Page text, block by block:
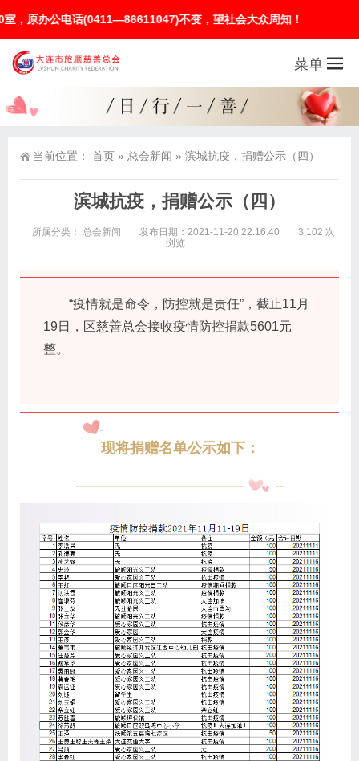
原办公电话(0411—86611047)不变，望社会大众周知！
菜单
当前位置： 首页 » 总会新闻 » 滨城抗疫，捐赠公示（四）
滨城抗疫，捐赠公示（四）
所属分类： 总会新闻 发布日期：2021-11-20 22:16:40
3,102 次
浏览
“疫情就是命令，防控就是责任”，截止11月
19日，区慈善总会接收疫情防控捐款5601元
整。
现将捐赠名单公示如下：